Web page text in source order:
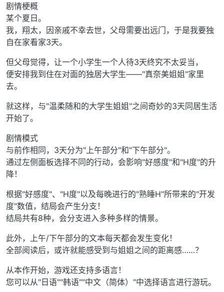
剧情梗概
某个夏日。
我，翔太，因亲戚不幸去世，父母需要出远门，于是我要独
自在家看家3天。
但父母觉得，让一个小学生一个人待3天终究不太妥当，
便安排我到住在对面的独居大学生——"真奈美姐姐"家里
去。
就这样，与"温柔随和的大学生姐姐"之间奇妙的3天同居生活
开始了。
剧情模式
与前作相同，3天分为"上午部分"和"下午部分"。
通过左侧面板选择不同的行动，会影响"好感度"和"H度"的升
降！
根据"好感度"、"H度"以及每晚进行的"熟睡H"所带来的"开发
度"数值，结局会产生分支！
结局共有8种，会分支进入多种多样的情景。
此外，上午/下午部分的文本每天都会发生变化！
全部阅读后，或许就能感受到与姐姐之间的距离感……？
从本作开始，游戏还支持多语言！
您可以从"日语""韩语""中文（简体）"中选择语言进行游玩。